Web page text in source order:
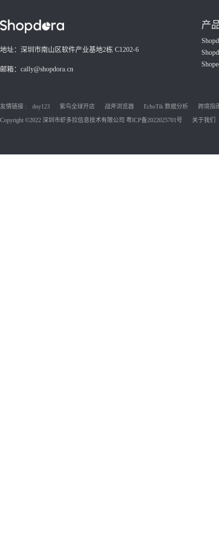
地址：深圳市南山区软件产业基地2栋 C1202-6
邮箱：cally@shopdora.cn
产
友情链接 : dny123 紫鸟全球开店 战斧浏览器 EchoTik 数据分析
跨境指
Copyright ©2022 深圳市虾多拉信息技术有限公司 粤ICP备2022025701号 关于我们